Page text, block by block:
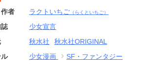
者 ラクトいちご （らくといちご）
少女宣言
秋水社
秋水社ORIGINAL
少女漫画
SF・ファンタジー